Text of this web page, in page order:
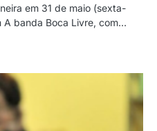
em 31 de maio (sexta-
A banda Boca Livre, com…